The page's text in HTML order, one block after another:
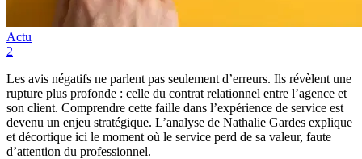
Actu
2
Les avis négatifs ne parlent pas seulement d’erreurs. Ils révèlent une
rupture plus profonde : celle du contrat relationnel entre l’agence et
son client. Comprendre cette faille dans l’expérience de service est
devenu un enjeu stratégique. L’analyse de Nathalie Gardes explique
et décortique ici le moment où le service perd de sa valeur, faute
d’attention du professionnel.